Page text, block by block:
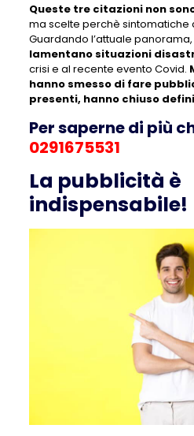
Queste tre citazioni non
ma scelte perchè sintomatiche
Guardando l’attuale panorama,
lamentano situazioni
crisi e al recente evento Covid.
hanno smesso di fare
presenti, hanno chiuso
Per saperne di più
0291675531
La pubblicità è
indispensabile!